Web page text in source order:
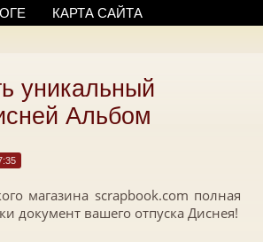
КАРТА САЙТА
уникальный
Альбом
магазина scrapbook.com полная
документ вашего отпуска Диснея!